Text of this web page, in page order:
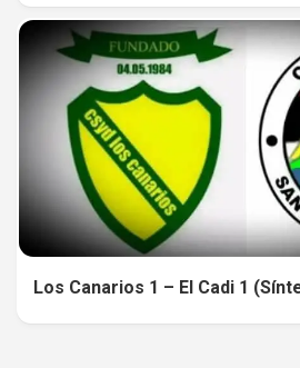
Los Canarios 1 – El Cadi 1